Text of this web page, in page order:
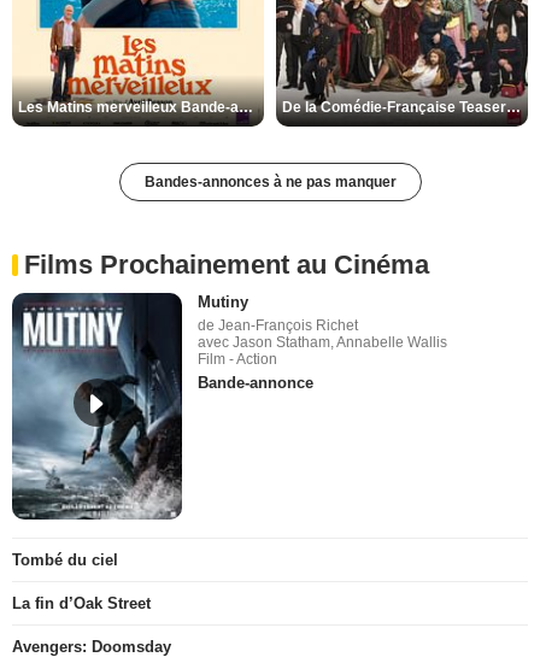
Les Matins merveilleux Bande-annonce VF De la Comédie-Française Teaser VF
Bandes-annonces à ne pas manquer
Films Prochainement au Cinéma
Mutiny
de Jean-François Richet
avec Jason Statham, Annabelle Wallis
Film - Action
Bande-annonce
Tombé du ciel
La fin d’Oak Street
Avengers: Doomsday